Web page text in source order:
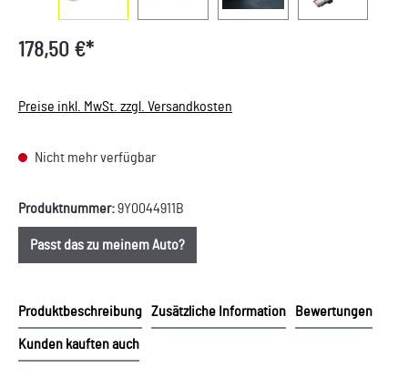
178,50 €*
Preise inkl. MwSt. zzgl. Versandkosten
Nicht mehr verfügbar
Produktnummer:9Y0044911B
Passt das zu meinem Auto?
Produktbeschreibung Zusätzliche Information Bewertungen
Kunden kauften auch